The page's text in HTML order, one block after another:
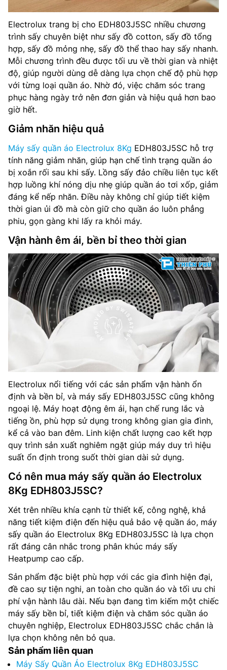
Electrolux trang bị cho EDH803J5SC nhiều chương
trình sấy chuyên biệt như sấy đồ cotton, sấy đồ tổng
hợp, sấy đồ mỏng nhẹ, sấy đồ thể thao hay sấy nhanh.
Mỗi chương trình đều được tối ưu về thời gian và nhiệt
độ, giúp người dùng dễ dàng lựa chọn chế độ phù hợp
với từng loại quần áo. Nhờ đó, việc chăm sóc trang
phục hàng ngày trở nên đơn giản và hiệu quả hơn bao
giờ hết.
Giảm nhăn hiệu quả
Máy sấy quần áo Electrolux 8Kg EDH803J5SC hỗ trợ
tính năng giảm nhăn, giúp hạn chế tình trạng quần áo
bị xoắn rối sau khi sấy. Lồng sấy đảo chiều liên tục kết
hợp luồng khí nóng dịu nhẹ giúp quần áo tơi xốp, giảm
đáng kể nếp nhăn. Điều này không chỉ giúp tiết kiệm
thời gian ủi đồ mà còn giữ cho quần áo luôn phẳng
phiu, gọn gàng khi lấy ra khỏi máy.
Vận hành êm ái, bền bỉ theo thời gian
Electrolux nổi tiếng với các sản phẩm vận hành ổn
định và bền bỉ, và máy sấy EDH803J5SC cũng không
ngoại lệ. Máy hoạt động êm ái, hạn chế rung lắc và
tiếng ồn, phù hợp sử dụng trong không gian gia đình,
kể cả vào ban đêm. Linh kiện chất lượng cao kết hợp
quy trình sản xuất nghiêm ngặt giúp máy duy trì hiệu
suất ổn định trong suốt thời gian dài sử dụng.
Có nên mua máy sấy quần áo Electrolux
8Kg EDH803J5SC?
Xét trên nhiều khía cạnh từ thiết kế, công nghệ, khả
năng tiết kiệm điện đến hiệu quả bảo vệ quần áo, máy
sấy quần áo Electrolux 8Kg EDH803J5SC là lựa chọn
rất đáng cân nhắc trong phân khúc máy sấy
Heatpump cao cấp.
Sản phẩm đặc biệt phù hợp với các gia đình hiện đại,
đề cao sự tiện nghi, an toàn cho quần áo và tối ưu chi
phí vận hành lâu dài. Nếu bạn đang tìm kiếm một chiếc
máy sấy bền bỉ, tiết kiệm điện và chăm sóc quần áo
chuyên nghiệp, Electrolux EDH803J5SC chắc chắn là
lựa chọn không nên bỏ qua.
Sản phẩm liên quan
Máy Sấy Quần Áo Electrolux 8Kg EDH803J5SC